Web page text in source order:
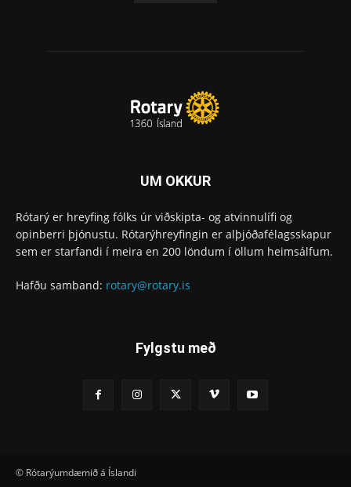
UM OKKUR
Rótarý er hreyfing fólks úr viðskipta- og atvinnulífi og
opinberri þjónustu. Rótarýhreyfingin er alþjóðafélagsskapur
sem er starfandi í meira en 200 löndum í öllum heimsálfum.
Hafðu samband: rotary@rotary.is
Fylgstu með
© Rótarýumdæmið á Íslandi